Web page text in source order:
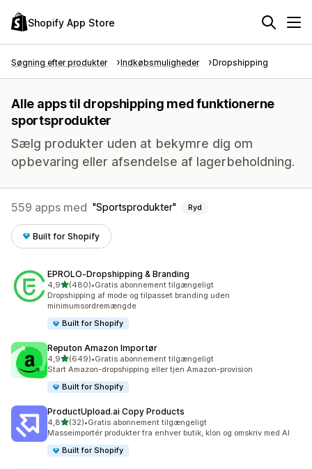
Shopify App Store
Søgning efter produkter Indkøbsmuligheder Dropshipping
Alle apps til dropshipping med funktionerne
sportsprodukter
Sælg produkter uden at bekymre dig om
opbevaring eller afsendelse af lagerbeholdning.
559 apps med Sportsprodukter Ryd
Built for Shopify
EPROLO‑Dropshipping & Branding
4,9ud af 5 stjerner
(480)
480 anmeldelser i alt
•Gratis abonnement tilgængeligt
Dropshipping af mode og tilpasset branding uden
minimumsordremængde
Built for Shopify
Reputon Amazon Importør
4,9ud af 5 stjerner
(649)
649 anmeldelser i alt
•Gratis abonnement tilgængeligt
Start Amazon-dropshipping eller tjen Amazon-provision
Built for Shopify
ProductUpload.ai Copy Products
4,8ud af 5 stjerner
(32)
32 anmeldelser i alt
•Gratis abonnement tilgængeligt
Masseimportér produkter fra enhver butik, klon og omskriv med AI
Built for Shopify